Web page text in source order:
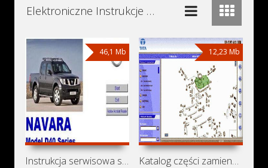
Elektroniczne Instrukcje Obsługi, Książki Serwisowe i Naprawy Download - Pobierz za Darmo
46,1 Mb
Instrukcja serwisowa samochodu Nissan Navara D40 (Nissan
12,23 Mb
Katalog części zamiennych Tata LP 613 i Tata LPT 613